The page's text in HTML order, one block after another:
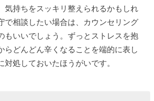
気持ちをスッキリ整えられるかもしれ
で相談したい場合は、カウンセリング
もいいでしょう。ずっとストレスを抱
らどんどん辛くなることを端的に表し
対処しておいたほうがいです。